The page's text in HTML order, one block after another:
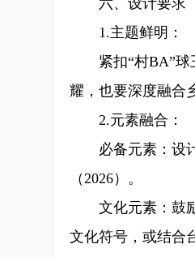
六、设计要求
1.主题鲜明：
紧扣“村BA”球王
耀，也要深度融合
2.元素融合：
必备元素：设计
（2026）。
文化元素：鼓励
文化符号，或结合